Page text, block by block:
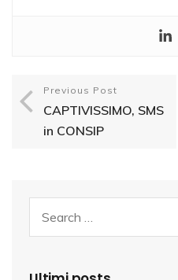
Previous Post
CAPTIVISSIMO, SMS
in CONSIP